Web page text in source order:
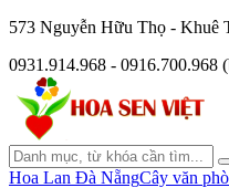
573 Nguyễn Hữu Thọ - Khuê
0931.914.968 - 0916.700.968
Hoa Lan Đà NẵngCây văn